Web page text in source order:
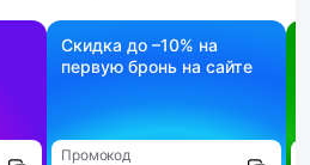
Скидка до –10% на
первую бронь на сайте
Промокод